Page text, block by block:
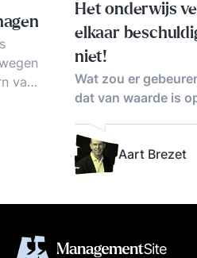
van
Het onderwijs
elkaar
niet!
Wat zou er
dat van waarde is
Aart Brezet